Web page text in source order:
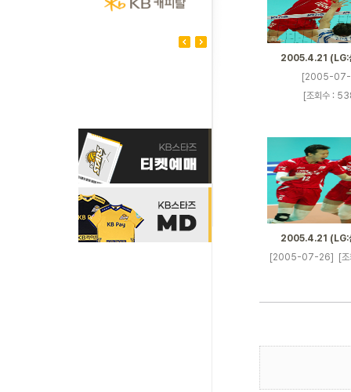
2005.4.21 (LG:
[2005-
[조회수 :
2005.4.21 (LG:
[2005-07-26]
[